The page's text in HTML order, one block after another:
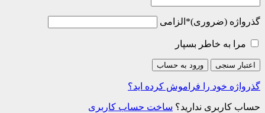
گذرواژه * الزامی
مرا به خاطر بسپار
اعتبار سنجی ورود به حساب
گذرواژه خود را فراموش کرده اید؟
حساب کاربری ندارید؟ ساخت حساب کاربری